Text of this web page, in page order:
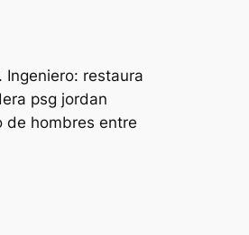
Ingeniero: restaura
psg jordan
de hombres entre